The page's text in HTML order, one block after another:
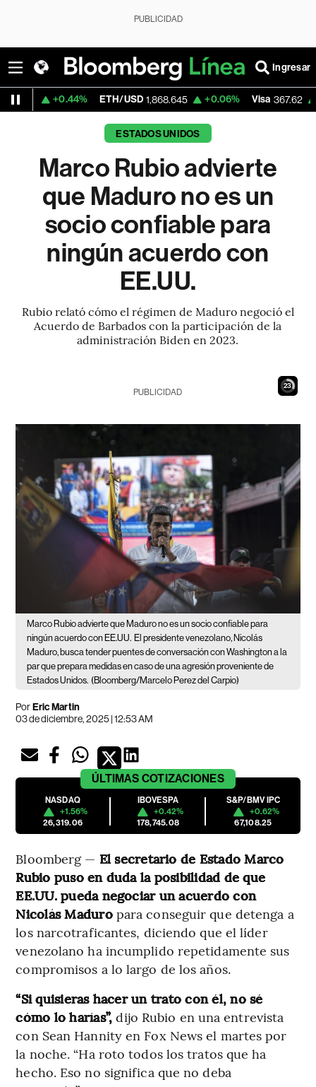
PUBLICIDAD
Ingresar
ETH/USD 1,868.645 +0.06% Visa 367.62 +0.53%
ESTADOS UNIDOS
Marco Rubio advierte
que Maduro no es un
socio confiable para
ningún acuerdo con
EE.UU.
Rubio relató cómo el régimen de Maduro negoció el
Acuerdo de Barbados con la participación de la
administración Biden en 2023.
22
PUBLICIDAD
Marco Rubio advierte que Maduro no es un socio confiable para
ningún acuerdo con EE.UU. El presidente venezolano, Nicolás
Maduro, busca tender puentes de conversación con Washington a la
par que prepara medidas en caso de una agresión proveniente de
Estados Unidos. (Bloomberg/Marcelo Perez del Carpio)
PorEric Martin
03 de diciembre, 2025 | 12:53 AM
ÚLTIMAS COTIZACIONES
NASDAQ
+1.56%
26,319.06
IBOVESPA
+0.42%
178,745.08
S&P/BMV IPC
+0.62%
67,108.25
Bloomberg — El secretario de Estado Marco
Rubio puso en duda la posibilidad de que
EE.UU. pueda negociar un acuerdo con
Nicolás Maduropara conseguir que detenga a
los narcotraficantes, diciendo que el líder
venezolano ha incumplido repetidamente sus
compromisos a lo largo de los años.
“Si quisieras hacer un trato con él, no sé
cómo lo harías”,dijo Rubio en una entrevista
con Sean Hannity en Fox News el martes por
la noche. “Ha roto todos los tratos que ha
hecho. Eso no significa que no deba